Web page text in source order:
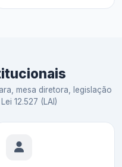
mesa diretora, legislação
12.527 (LAI)